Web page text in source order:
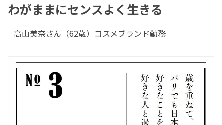
わがままにセンスよく生きる
高山美奈さん（62歳）コスメブランド勤務